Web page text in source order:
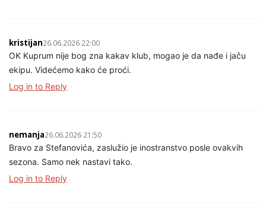
kristijan26.06.2026 22:00
OK Kuprum nije bog zna kakav klub, mogao je da nađe i jaču
ekipu. Videćemo kako će proći.
Log in to Reply
nemanja26.06.2026 21:50
Bravo za Stefanovića, zaslužio je inostranstvo posle ovakvih
sezona. Samo nek nastavi tako.
Log in to Reply